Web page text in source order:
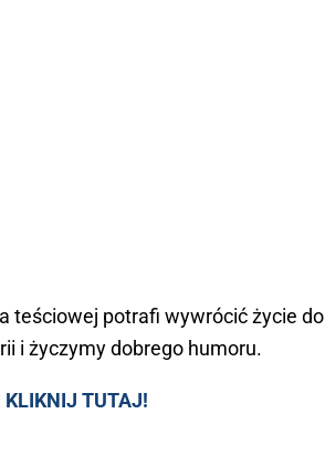
teściowej potrafi wywrócić życie do
i życzymy dobrego humoru.
TUTAJ!